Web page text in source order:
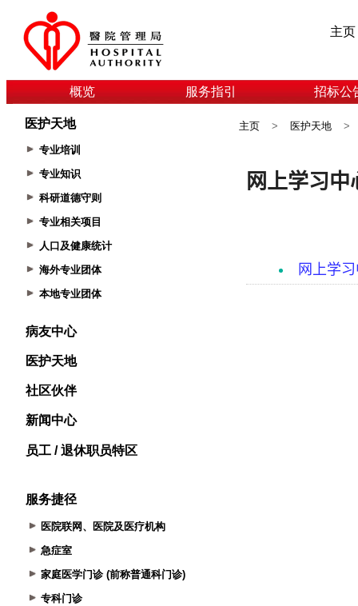
主页
概览 服务指引 招标公
医护天地
专业培训
专业知识
科研道德守则
专业相关项目
人口及健康统计
海外专业团体
本地专业团体
病友中心
医护天地
社区伙伴
新闻中心
员工 / 退休职员特区
服务捷径
医院联网、医院及医疗机构
急症室
家庭医学门诊 (前称普通科门诊)
专科门诊
主页 > 医护天地 >